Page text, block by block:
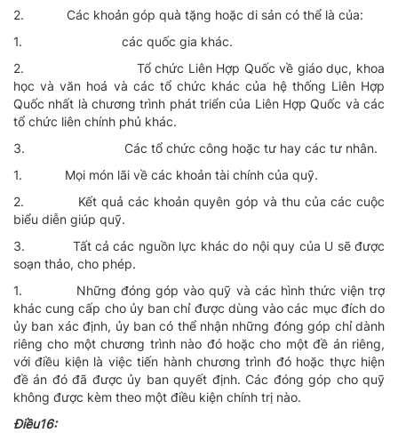
2. Các khoản góp quà tặng hoặc di sản có thể là của:
1. các quốc gia khác.
2. Tổ chức Liên Hợp Quốc về giáo dục, khoa
học và văn hoá và các tổ chức khác của hệ thống Liên Hợp
Quốc nhất là chương trình phát triển của Liên Hợp Quốc và các
tổ chức liên chính phủ khác.
3. Các tổ chức công hoặc tư hay các tư nhân.
1. Mọi món lãi về các khoản tài chính của quỹ.
2. Kết quả các khoản quyên góp và thu của các cuộc
biểu diễn giúp quỹ.
3. Tất cả các nguồn lực khác do nội quy của U sẽ được
soạn thảo, cho phép.
1. Những đóng góp vào quỹ và các hình thức viện trợ
khác cung cấp cho ủy ban chỉ được dùng vào các mục đích do
ủy ban xác định, ủy ban có thể nhận những đóng góp chỉ dành
riêng cho một chương trình nào đó hoặc cho một đề án riêng,
với điều kiện là việc tiến hành chương trình đó hoặc thực hiện
đề án đó đã được ủy ban quyết định. Các đóng góp cho quỹ
không được kèm theo một điều kiện chính trị nào.
Ðiều16: